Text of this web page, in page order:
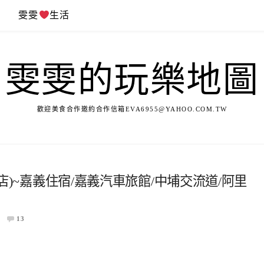
雯雯 生活
雯雯的玩樂地圖
歡迎美食合作邀約合作信箱EVA6955@YAHOO.COM.TW
)~嘉義住宿/嘉義汽車旅館/中埔交流道/阿里
13